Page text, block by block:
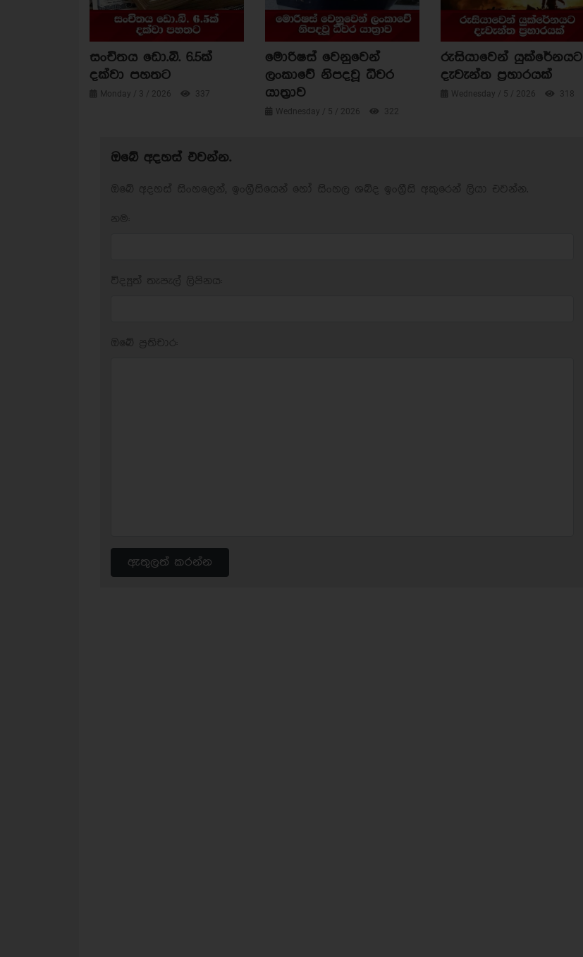
සංචිතය ඩො.බි. 6.5ක්
දක්වා පහතට
Monday / 3 / 2026 337
මොරිෂස් වෙනුවෙන්
ලංකාවේ නිපදවූ ධීවර
යාත්‍රාව
Wednesday / 5 / 2026 322
රුසියාවෙන් යුක්රේනයට
දැවැන්ත ප්‍රහාරයක්
Wednesday / 5 / 2026 318
ඔබේ අදහස් එවන්න.
ඇතුලත් කරන්න